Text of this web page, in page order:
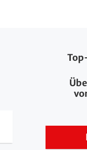
Schnell und
Ich habe die Cassita II
gut beraten und das
unkompliziert. Es
bewertet auf